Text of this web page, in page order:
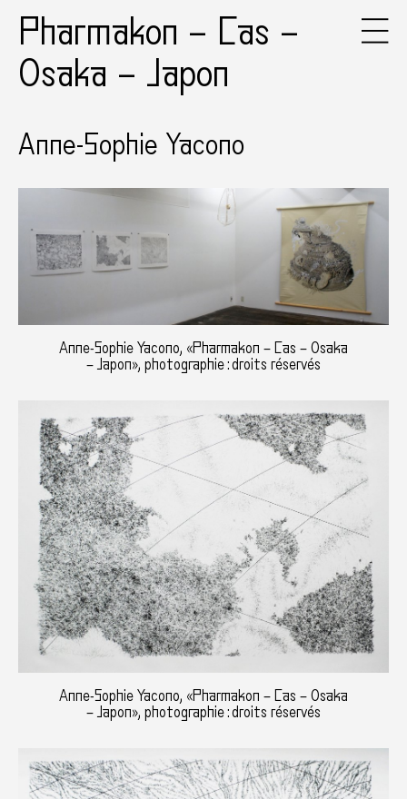
Pharmakon – Cas –
Osaka – Japon
Anne-Sophie Yacono
Anne-Sophie Yacono, «Pharmakon – Cas – Osaka
– Japon», photographie : droits réservés
Anne-Sophie Yacono, «Pharmakon – Cas – Osaka
– Japon», photographie : droits réservés